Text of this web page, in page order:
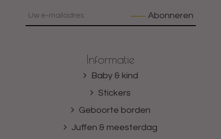
Abonneren
Informatie
Baby & kind
Stickers
Geboorte borden
Juffen & meesterdag